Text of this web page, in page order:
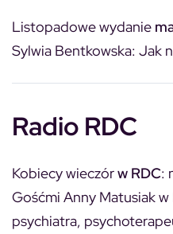
Listopadowe wydanie
Sylwia Bentkowska: Jak
Radio RDC
Kobiecy wieczórw RDC:
Gośćmi Anny Matusiak
psychiatra,